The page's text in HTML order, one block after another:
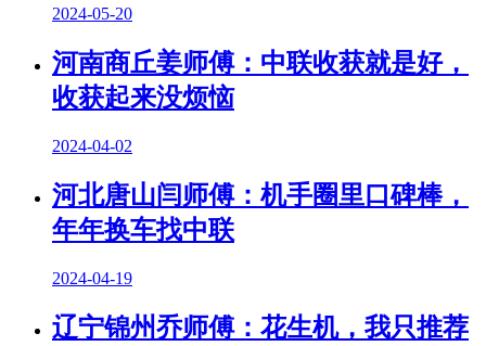
2024-05-20
河南商丘姜师傅：中联收获就是好，
收获起来没烦恼
2024-04-02
河北唐山闫师傅：机手圈里口碑棒，
年年换车找中联
2024-04-19
辽宁锦州乔师傅：花生机，我只推荐